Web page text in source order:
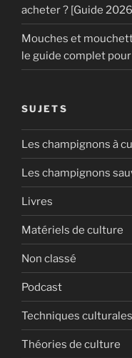
acheter ? [Guide
Mouches et
le guide complet pour
SUJETS
Les champignons à
Les champignons
Livres
Matériels de culture
Non classé
Podcast
Techniques culturales
Théories de culture